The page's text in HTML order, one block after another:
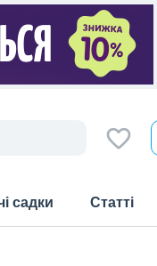
садки Статті